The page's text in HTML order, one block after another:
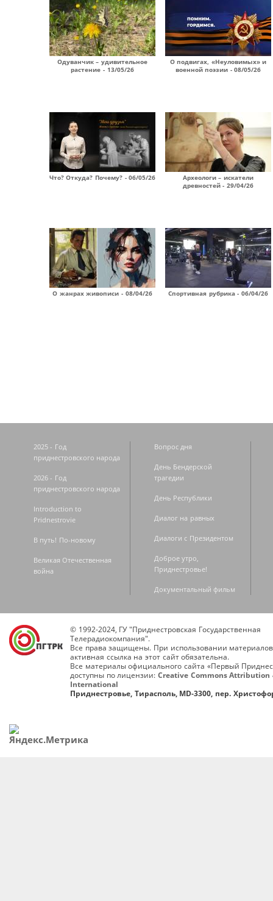
Одуванчик – удивительное
растение - 13/05/26
О подвигах, «Неуловимых» и
военной поэзии - 08/05/26
Что? Откуда? Почему? - 06/05/26
Археологи – искатели
древностей - 29/04/26
О жанрах живописи - 08/04/26 Спортивная рубрика - 06/04/26
2025 - Год
приднестровского народа
2026 - Год
приднестровского народа
Introduction to
Pridnestrovie
В путь! По-новому
Великая Отечественная
война
Вопрос дня
День Бендерской
трагедии
День Республики
Диалог на равных
Диалоги с Президентом
Доброе утро,
Приднестровье!
Документальный фильм
© 1992-2024, ГУ "Приднестровская Государственная
Телерадиокомпания".
Все права защищены. При использовании
активная ссылка на этот сайт обязательна.
Все материалы официального сайта «Первый
доступны по лицензии: Creative Commons Attribution
International
Приднестровье, Тирасполь, MD-3300, пер.